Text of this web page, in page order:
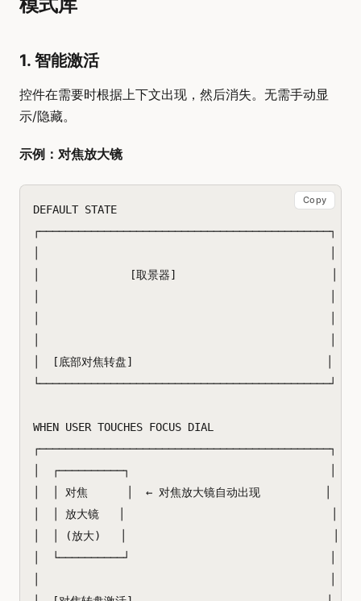
1. 智能激活
控件在需要时根据上下文出现，然后消失。无需手动显
示/隐藏。
示例：对焦放大镜
DEFAULT STATE
┌─────────────────────────────────────────────┐
│              [取景器]                        │
│  [底部对焦转盘]                              │
└─────────────────────────────────────────────┘
WHEN USER TOUCHES FOCUS DIAL
┌─────────────────────────────────────────────┐
│  ┌──────────┐                               │
│  │ 对焦      │  ← 对焦放大镜自动出现          │
│  │ 放大镜   │                                │
│  │ (放大)   │                                │
│  └──────────┘                               │
Copy